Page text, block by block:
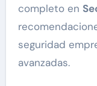
completo en
seguridad
avanzadas.